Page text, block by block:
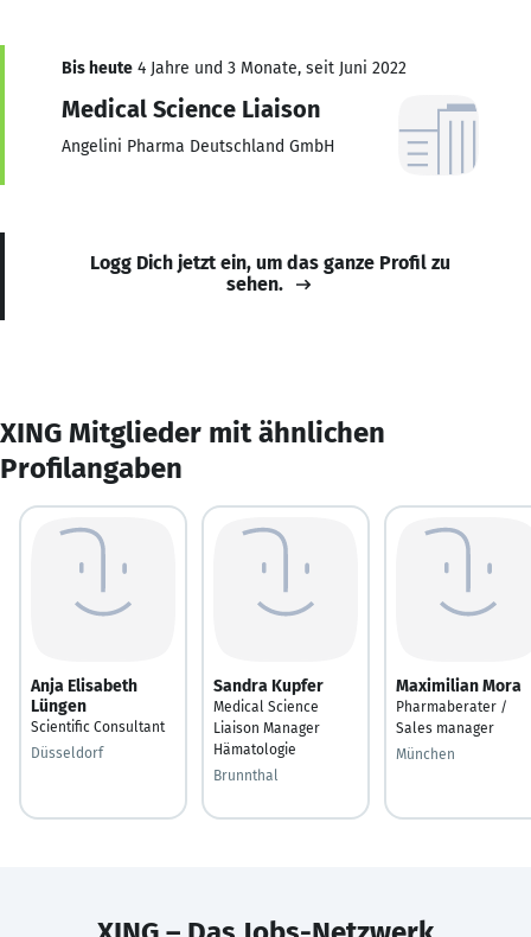
Bis heute 4 Jahre und 3 Monate, seit Juni 2022
Medical Science Liaison
Angelini Pharma Deutschland GmbH
Logg Dich jetzt ein, um das ganze Profil zu
sehen.
XING Mitglieder mit ähnlichen
Profilangaben
Anja Elisabeth
Lüngen
Scientific Consultant
Düsseldorf
Sandra Kupfer
Medical Science
Liaison Manager
Hämatologie
Brunnthal
Maximilian Mora
Pharmaberater /
Sales manager
München